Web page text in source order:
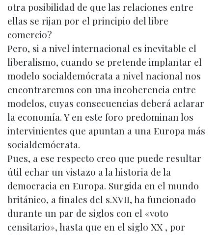
otra posibilidad de que las relaciones entre
ellas se rijan por el principio del libre
comercio?
Pero, si a nivel internacional es inevitable el
liberalismo, cuando se pretende implantar el
modelo socialdemócrata a nivel nacional nos
encontraremos con una incoherencia entre
modelos, cuyas consecuencias deberá aclarar
la economía. Y en este foro predominan los
intervinientes que apuntan a una Europa más
socialdemócrata.
Pues, a ese respecto creo que puede resultar
útil echar un vistazo a la historia de la
democracia en Europa. Surgida en el mundo
británico, a finales del s.XVII, ha funcionado
durante un par de siglos con el «voto
censitario», hasta que en el siglo XX , por